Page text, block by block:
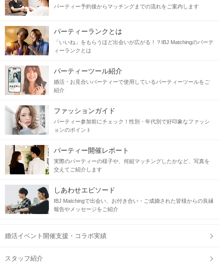
パーティー予約後からマッチングまでの流れをご案内します
パーティーランクとは
「いいね」をもらうほど出会いが広がる！？IBJ Matchingのパーテ
ィーランクとは
パーティーツール紹介
婚活・お見合いパーティーで使用しているパーティーツールをご
紹介
ファッションガイド
パーティー参加前にチェック！性別・年代別で好印象なファッシ
ョンのポイント
パーティー開催レポート
実際のパーティーの様子や、何組マッチングしたかなど、写真を
交えてご紹介します
しあわせエピソード
IBJ Matchingで出会い、お付き合い・ご成婚された皆様からの良縁
報告やメッセージをご紹介
婚活イベント開催支援・コラボ実績
スタッフ紹介